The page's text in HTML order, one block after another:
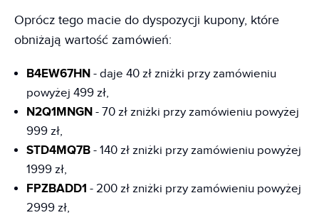
Oprócz tego macie do dyspozycji kupony, które
obniżają wartość zamówień:
B4EW67HN - daje 40 zł zniżki przy zamówieniu
powyżej 499 zł,
N2Q1MNGN - 70 zł zniżki przy zamówieniu powyżej
999 zł,
STD4MQ7B - 140 zł zniżki przy zamówieniu powyżej
1999 zł,
FPZBADD1 - 200 zł zniżki przy zamówieniu powyżej
2999 zł,